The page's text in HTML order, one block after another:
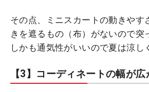
その点、ミニスカートの動きやす
きを遮るもの（布）がないので突
しかも通気性がいいので夏は涼し
【3】コーディネートの幅が広